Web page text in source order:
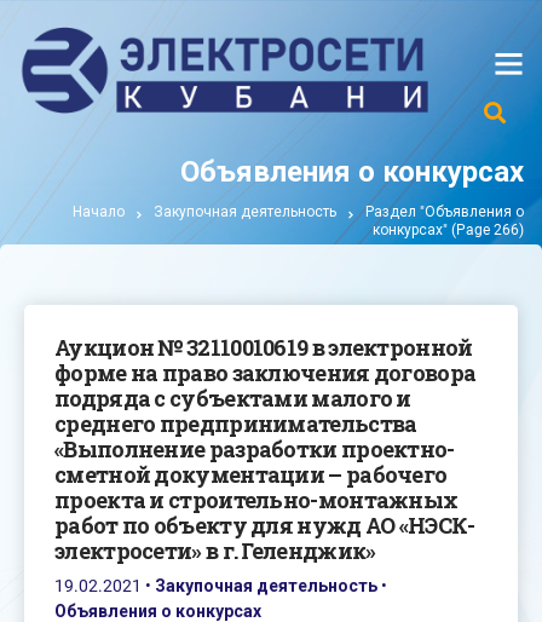
Объявления о конкурсах
Начало Закупочная деятельность
Раздел "Объявления о
конкурсах" (Page 266)
Аукцион № 32110010619 в электронной
форме на право заключения договора
подряда с субъектами малого и
среднего предпринимательства
«Выполнение разработки проектно-
сметной документации – рабочего
проекта и строительно-монтажных
работ по объекту для нужд АО «НЭСК-
электросети» в г. Геленджик»
19.02.2021 • Закупочная деятельность •
Объявления о конкурсах